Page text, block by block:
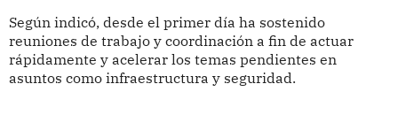
Según indicó, desde el primer día ha sostenido
reuniones de trabajo y coordinación a fin de actuar
rápidamente y acelerar los temas pendientes en
asuntos como infraestructura y seguridad.